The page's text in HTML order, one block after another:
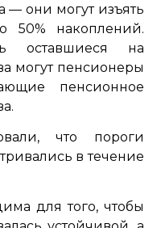
— они могут изъять
накоплений.
оставшиеся на
могут пенсионеры
пенсионное
что пороги
в течение
для того, чтобы